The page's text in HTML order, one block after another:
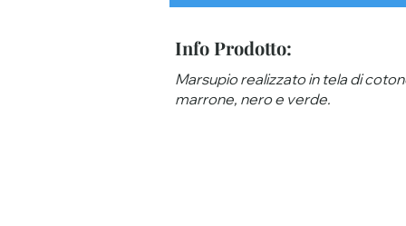
Info Prodotto:
Marsupio realizzato in tela di
marrone, nero e verde.